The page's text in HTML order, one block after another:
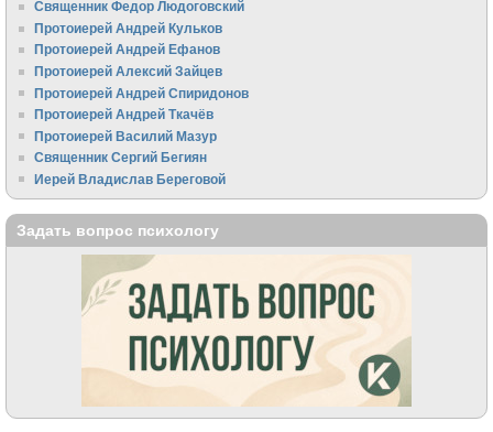
Священник Федор Людоговский
Протоиерей Андрей Кульков
Протоиерей Андрей Ефанов
Протоиерей Алексий Зайцев
Протоиерей Андрей Спиридонов
Протоиерей Андрей Ткачёв
Протоиерей Василий Мазур
Священник Сергий Бегиян
Иерей Владислав Береговой
Задать вопрос психологу